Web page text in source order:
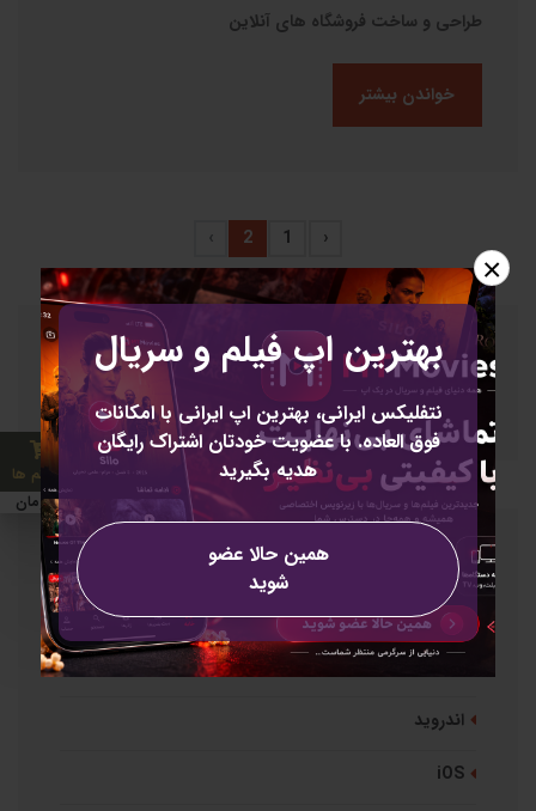
بهترین اپ فیلم و سریال
نتفلیکس ایرانی، بهترین اپ ایرانی با امکانات
فوق العاده. با عضویت خودتان اشتراک رایگان
هدیه بگیرید
همین حالا عضو
شوید
×
طراحی و ساخت فروشگاه های آنلاین
خواندن بیشتر
‹
1
2
›
دسته بندی ها
تحت وب
اندروید
iOS
0 تومان